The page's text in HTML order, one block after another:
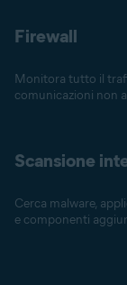
Firewall
Monitora tutto il
comunicazioni non
Scansione
Cerca malware,
e componenti